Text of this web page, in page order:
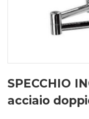
SPECCHIO
acciaio